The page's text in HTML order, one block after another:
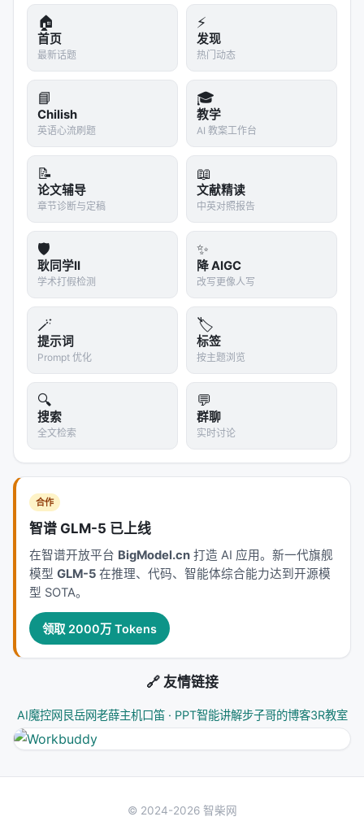
而 LLM 时代的新增变量是 推理预算与行动空间（是
否检索、检索几次、调用何种工具）。
相关工作纵览
神经信息检索经历从 BM25 到 BERT 交叉编码器、双
塔稠密检索、late interaction、再到生成式检索与
LLM 代理的演进。每一代方法都在效率-效果-可维护
性三角中寻找平衡。稠密检索以近似最近邻搜索实现
毫秒级召回，但对领域迁移与长尾查询敏感；交叉编
码器精度高但无法预计算文档表示；生成式方法减少
级联误差却面临索引更新难题。 在推荐侧，从矩阵分
解、深度 CTR、序列 Transformer 到 LLM 指令跟随
与生成式推荐（Gen-Rec），核心矛盾在于：用户行
为稀疏、物品_catalog_巨大、且业务目标多维权衡。
LLM 提供语义先验与冷启动能力，但线上推理成本与
幻觉风险要求谨慎的系统设计。 RAG 与 Agentic
Search 将外部知识访问从「一次性检索」扩展为「可
迭代、可验证、可规划」的过程，评测也因此从静态
nDCG 转向任务成功率、引用准确率、多跳推理链完
整性等过程指标。
工程落地检查清单
| 检查项 | 问题 | 建议 | |--------|------|------| | 数据
| 训练/索引是否含 PII？版本如何管理？ | 分区索引、
脱敏、可回滚 embedding 版本 | | 延迟 | p99 预算多
少？检索几步？ | 级联+早停、缓存热门查询、异步重
排 | | 质量 | 离线提升是否转化为线上 CTR/满意度？ |
交错实验、人工审计样本、引用校验 | | 安全 | 开放检
索是否引入投毒/偏见？ | 来源白名单、对抗检测、输
出过滤 | | 成本 | 每查询 token 与 GPU 占用？ | 路由
小模型、蒸馏、稀疏+稠密混合 |
从摘要到实现的鸿沟
论文摘要往往强调最优指标，但工程团队需额外评
估：索引更新频率、embedding 版本兼容、线上 A/B
的灵敏度、以及失败模式（空检索、错误工具调用、
过度生成）。建议读者将本文与同类 Survey、开源实
客一并阅读，形成「论文创新点 — 开源复现 — 线上
🏠
首页
最新话题
⚡
发现
热门动态
📘
Chilish
英语心流刷题
🎓
教学
AI 教案工作台
📝
论文辅导
章节诊断与定稿
📖
文献精读
中英对照报告
🛡️
耿同学II
学术打假检测
✨
降 AIGC
改写更像人写
🪄
提示词
Prompt 优化
🏷️
标签
按主题浏览
🔍
搜索
全文检索
💬
群聊
实时讨论
合作
智谱 GLM-5 已上线
在智谱开放平台 BigModel.cn 打造 AI 应用。新一代旗舰
模型 GLM-5 在推理、代码、智能体综合能力达到开源模
型 SOTA。
领取 2000万 Tokens
🔗 友情链接
AI魔控网 艮岳网老薛主机口笛 · PPT智能讲解步子哥的博客3R教室
© 2024-2026 智柴网